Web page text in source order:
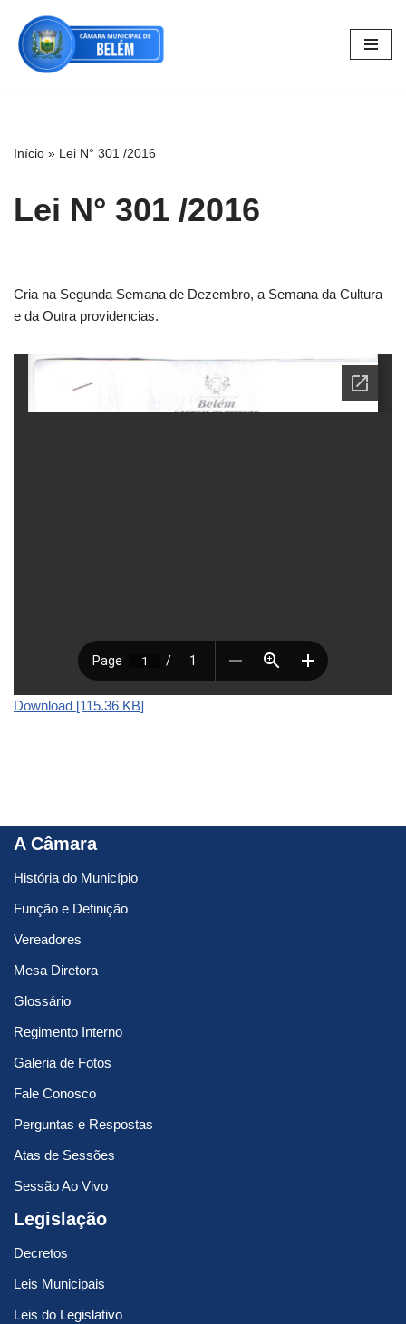
Pular
para
Início » Lei N° 301 /2016
Lei N° 301 /2016
Cria na Segunda Semana de Dezembro, a Semana da Cultura
e da Outra providencias.
Download [115.36 KB]
A Câmara
História do Município
Função e Definição
Vereadores
Mesa Diretora
Glossário
Regimento Interno
Galeria de Fotos
Fale Conosco
Perguntas e Respostas
Atas de Sessões
Sessão Ao Vivo
Legislação
Decretos
Leis Municipais
Leis do Legislativo